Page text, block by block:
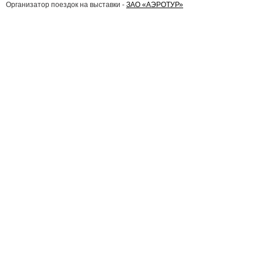
Организатор поездок на выставки - ЗАО «АЭРОТУР»